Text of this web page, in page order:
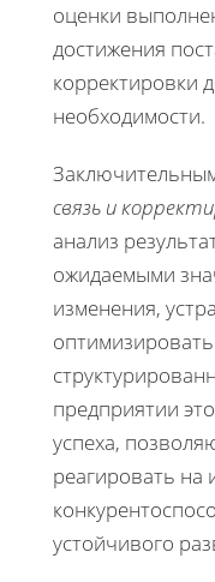
оценки
достижения
корректировки
необходимости.
связь и
анализ
ожидаемыми
изменения,
предприятии
успеха,
реагировать
устойчивого